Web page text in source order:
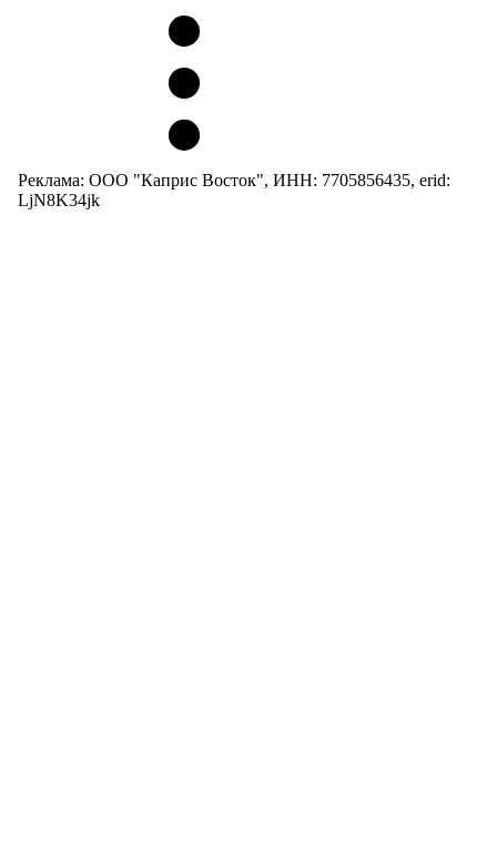
Реклама: ООО "Каприс Восток", ИНН: 7705856435, erid:
LjN8K34jk